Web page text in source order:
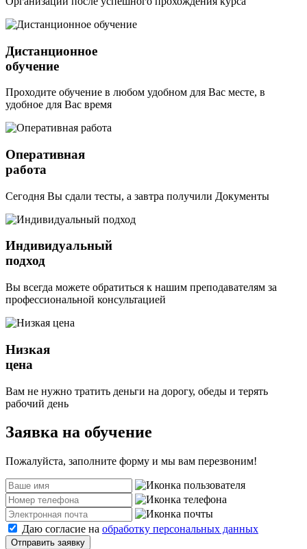
Дистанционное
обучение
Проходите обучение в любом удобном для Вас месте, в
удобное для Вас время
Оперативная
работа
Сегодня Вы сдали тесты, а завтра получили Документы
Индивидуальный
подход
Вы всегда можете обратиться к нашим преподавателям за
профессиональной консультацией
Низкая
цена
Вам не нужно тратить деньги на дорогу, обеды и терять
рабочий день
Заявка на обучение
Пожалуйста, заполните форму и мы вам перезвоним!
Даю согласие на обработку персональных данных
Отправить заявку